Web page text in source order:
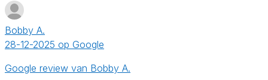
Bobby A.
28-12-2025 op Google
Google review van Bobby A.